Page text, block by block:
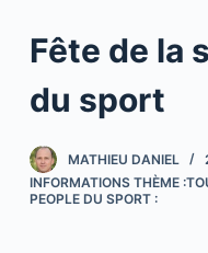
u
o
n
Fête de la
du sport
MATHIEU DANIEL
INFORMATIONS THÈME
PEOPLE DU SPORT :